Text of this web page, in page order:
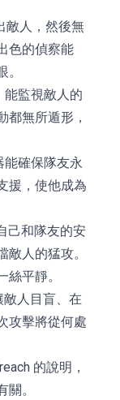
敵人，然後無
色的偵察能
能監視敵人的
都無所遁形，
能確保隊友永
援，使他成為
己和隊友的安
人的猛攻。
平靜。
敵人目盲、在
攻擊將從何處
的說明，
。